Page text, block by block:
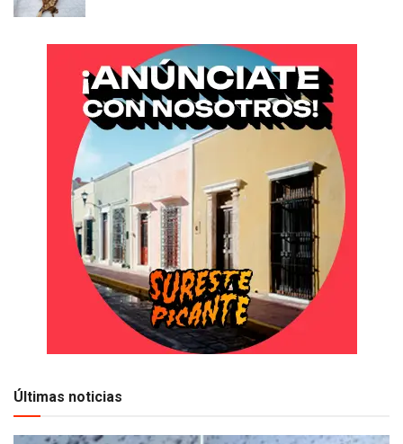
Últimas noticias